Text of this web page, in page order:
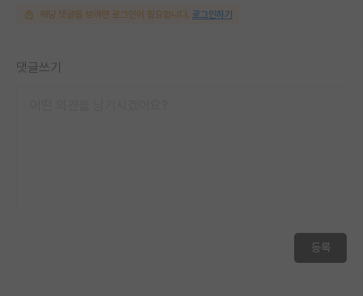
해당 댓글을 보려면 로그인이 필요합니다. 로그인하기
댓글쓰기
등록